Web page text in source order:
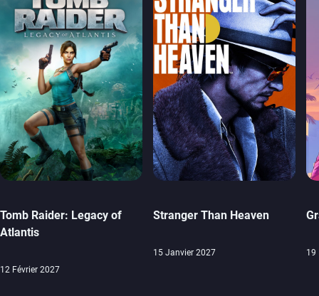
Tomb Raider: Legacy of
Atlantis
12 Février 2027
Stranger Than Heaven
15 Janvier 2027 19